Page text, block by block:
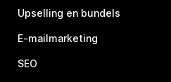
Upselling en bundels
E-mailmarketing
SEO